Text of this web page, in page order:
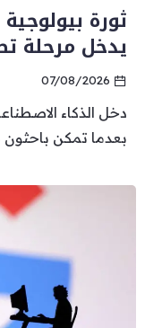
ثورة
يدخل مرحلة
07/08/2026
دخل الذكاء
بعدما تمكن